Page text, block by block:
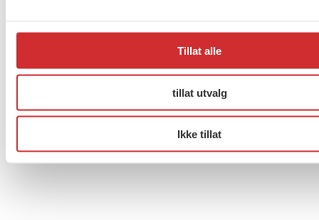
Tillat alle
tillat utvalg
Ikke tillat
Facebook